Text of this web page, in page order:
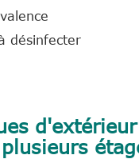
désinfecter